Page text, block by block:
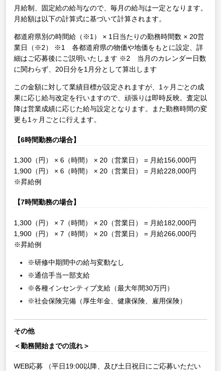
月給制、固定給の給与なので、毎月の給与は一定となります。
月給額は以下の計算式に基づいて計算されます。
都道府県別の時間給（※1） × 1日当たりの勤務時間数 × 20営
業日（※2）
※1 各都道府県の物価や地価をもとに設定、詳
細はご応募後にご説明いたします ※2 当月のカレンダー日数
に関わらず、20日分を1月分として算出します
この金額に対して業績目標が設定されますが、1ヶ月ごとの成
果に応じ給与改定を行いますので、頑張りは即時反映。査定以
降は営業成績に応じた給与設定となります。また勤務時間の変
更も1ヶ月ごとに行えます。
【6時間勤務の場合】
1,300（円） × 6（時間） × 20（営業日） = 月給156,000円
1,900（円） × 6（時間） × 20（営業日） = 月給228,000円
※昇給例
【7時間勤務の場合】
1,300（円） × 7（時間） × 20（営業日） = 月給182,000円
1,900（円） × 7（時間） × 20（営業日） = 月給266,000円
※昇給例
※研修中期間中の給与変動なし
※通信手当一部支給
※各種インセンティブ支給（最大年間30万円）
※社会保険完備（厚生年金、健康保険、雇用保険）
その他
＜勤務開始までの流れ＞
WEB応募 （平日19:00以降、及び土日祝日にご応募いただい